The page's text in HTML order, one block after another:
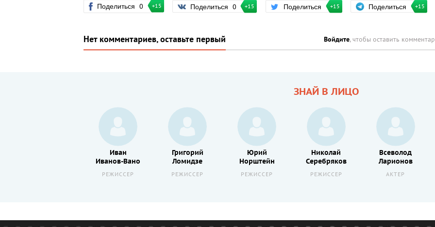
Поделиться 0 +15 Поделиться 0 +15 Поделиться +15 Поделиться +15
Нет комментариев, оставьте первый Войдите, чтобы оставить
ЗНАЙ В ЛИЦО
Иван
Иванов-Вано
РЕЖИССЕР
Григорий
Ломидзе
РЕЖИССЕР
Юрий
Норштейн
РЕЖИССЕР
Николай
Серебряков
РЕЖИССЕР
Всеволод
Ларионов
АКТЕР